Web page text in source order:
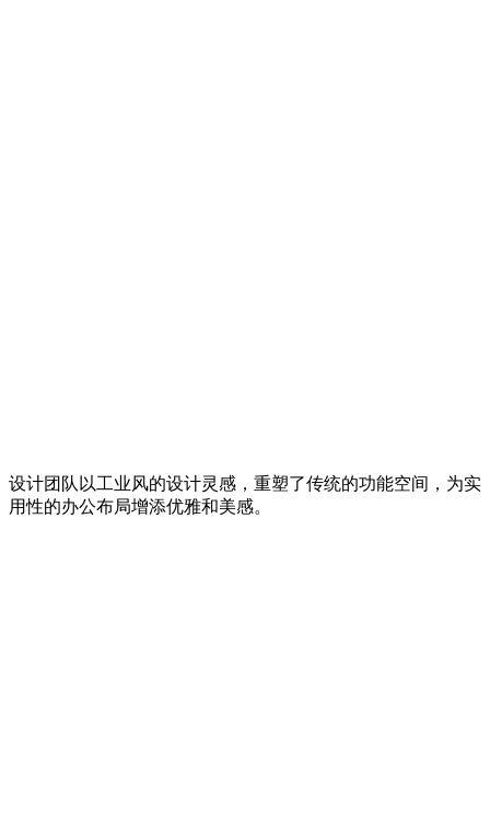
设计团队以工业风的设计灵感，重塑了传统的功能空间，为实
用性的办公布局增添优雅和美感。